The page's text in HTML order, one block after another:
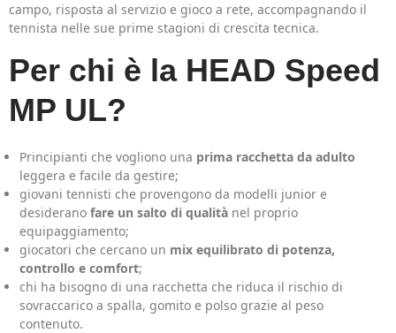
campo, risposta al servizio e gioco a rete, accompagnando il
tennista nelle sue prime stagioni di crescita tecnica.
Per chi è la HEAD Speed
MP UL?
Principianti che vogliono una prima racchetta da adulto
leggera e facile da gestire;
giovani tennisti che provengono da modelli junior e
desiderano fare un salto di qualità nel proprio
equipaggiamento;
giocatori che cercano un mix equilibrato di potenza,
controllo e comfort;
chi ha bisogno di una racchetta che riduca il rischio di
sovraccarico a spalla, gomito e polso grazie al peso
contenuto.